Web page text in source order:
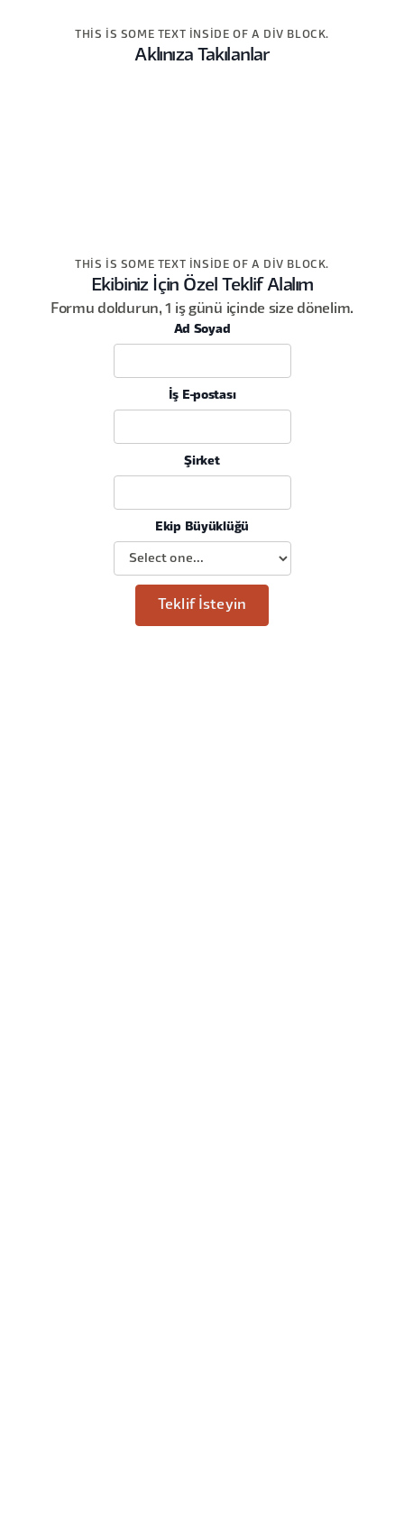
THIS IS SOME TEXT INSIDE OF A DIV BLOCK.
Aklınıza Takılanlar
THIS IS SOME TEXT INSIDE OF A DIV BLOCK.
Ekibiniz İçin Özel Teklif Alalım
Formu doldurun, 1 iş günü içinde size dönelim.
Ad Soyad
İş E-postası
Şirket
Ekip Büyüklüğü